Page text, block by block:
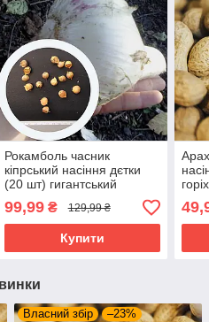
Рокамболь часник
кіпрський насіння дєтки
(20 шт) гигантський
слонячий цибуля-часник
гігант на посадку
99,99₴ 129,99 ₴
Купити
Власний збір –23%